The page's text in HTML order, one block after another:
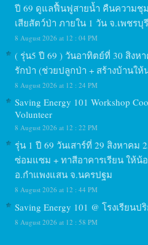
ปี 69 ดูแลฟื้นฟูสายน้ำ คืนความชุ
เสียสัตว์ป่า ภายใน 1 วัน จ.เพชรบุรี
8 August 2026 at 12 : 04 PM
( รุ่น5 ปี 69 ) วันอาทิตย์ที่ 30 สิงห
รักป่า (ช่วยปลูกป่า + สร้างบ้านใ
8 August 2026 at 12 : 24 PM
Saving Energy 101 Workshop
Volunteer
8 August 2026 at 12 : 22 PM
รุ่น 1 ปี 69 วันเสาร์ที่ 29 สิงหาคม
ซ่อมแซม + ทาสีอาคารเรียน ให้น้อ
อ.กำแพงแสน จ.นครปฐม
8 August 2026 at 12 : 44 PM
Saving Energy 101 @ โรงเรียนป
8 August 2026 at 12 : 58 PM